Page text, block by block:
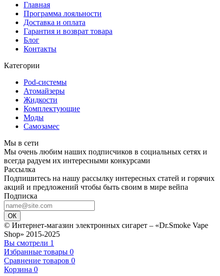
Главная
Программа лояльности
Доставка и оплата
Гарантия и возврат товара
Блог
Контакты
Категории
Pod-системы
Атомайзеры
Жидкости
Комплектующие
Моды
Самозамес
Мы в сети
Мы очень любим наших подписчиков в социальных сетях и
всегда радуем их интересными конкурсами
Рассылка
Подпишитесь на нашу рассылку интересных статей и горячих
акций и предложений чтобы быть своим в мире вейпа
Подписка
ОК
© Интернет-магазин электронных сигарет – «Dr.Smoke Vape
Shop» 2015-2025
Вы смотрели 1
Избранные товары 0
Сравнение товаров 0
Корзина 0